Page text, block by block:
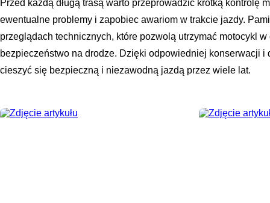
Przed każdą długą trasą warto przeprowadzić krótką kontrolę
ewentualne problemy i zapobiec awariom w trakcie jazdy.
przeglądach technicznych, które pozwolą utrzymać motocykl
bezpieczeństwo na drodze. Dzięki odpowiedniej konserwacji i
cieszyć się bezpieczną i niezawodną jazdą przez wiele lat.